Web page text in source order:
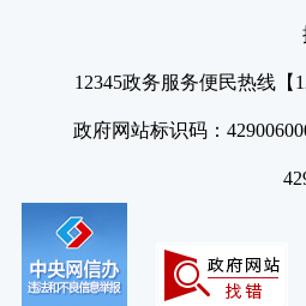
12345政务服务便民热线【
政府网站标识码：